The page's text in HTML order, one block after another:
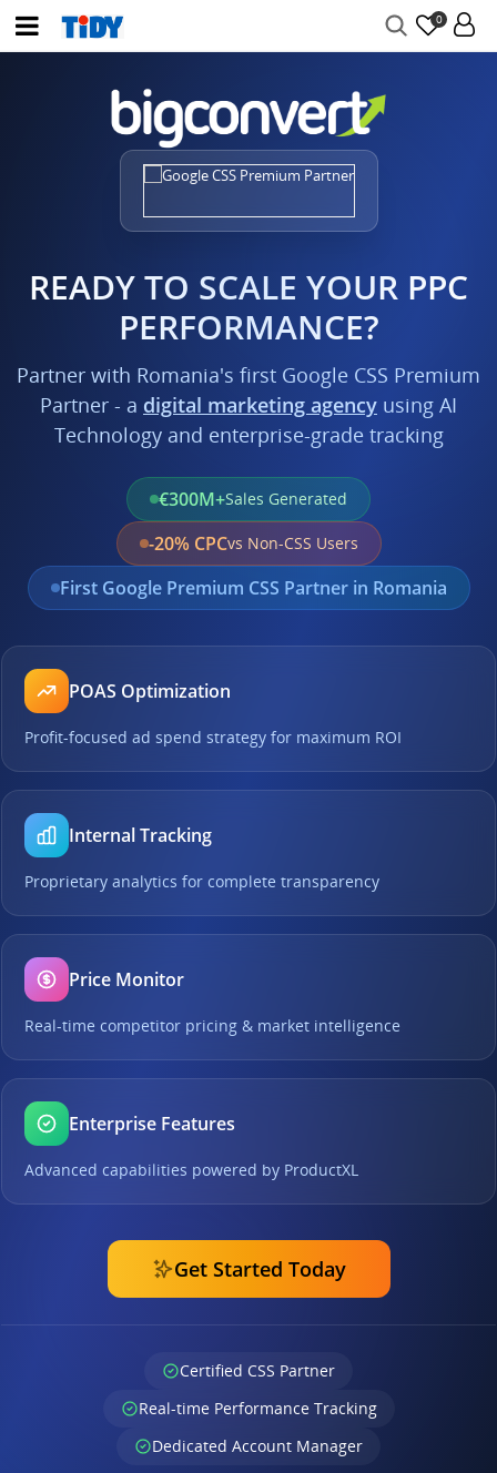
0
READY TO SCALE YOUR PPC
PERFORMANCE?
Partner with Romania's first Google CSS Premium
Partner - a digital marketing agency using AI
Technology and enterprise-grade tracking
€300M+Sales Generated
-20% CPCvs Non-CSS Users
First Google Premium CSS Partner in Romania
POAS Optimization
Profit-focused ad spend strategy for maximum ROI
Internal Tracking
Proprietary analytics for complete transparency
Price Monitor
Real-time competitor pricing & market intelligence
Enterprise Features
Advanced capabilities powered by ProductXL
Get Started Today
Certified CSS Partner
Real-time Performance Tracking
Dedicated Account Manager